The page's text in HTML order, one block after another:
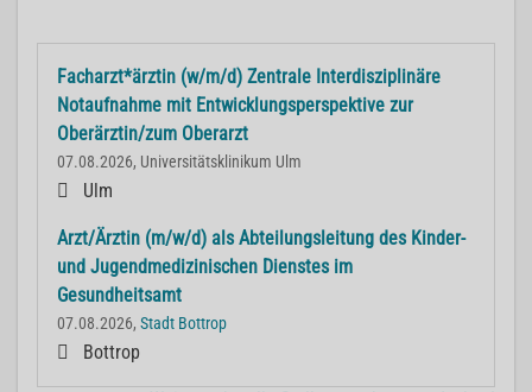
Facharzt*ärztin (w/m/d) Zentrale Interdisziplinäre
Notaufnahme mit Entwicklungsperspektive zur
Oberärztin/zum Oberarzt
07.08.2026, Universitätsklinikum Ulm
Ulm
Arzt/Ärztin (m/w/d) als Abteilungsleitung des Kinder-
und Jugendmedizinischen Dienstes im
Gesundheitsamt
07.08.2026, Stadt Bottrop
Bottrop